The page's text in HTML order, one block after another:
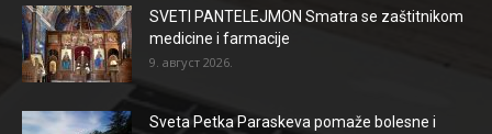
SVETI PANTELEJMON Smatra se zaštitnikom
medicine i farmacije
9. август 2026.
Sveta Petka Paraskeva pomaže bolesne i